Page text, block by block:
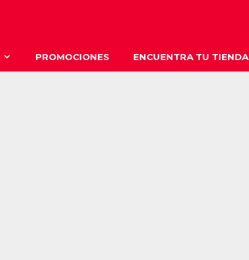
PROMOCIONES ENCUENTRA TU TIENDA